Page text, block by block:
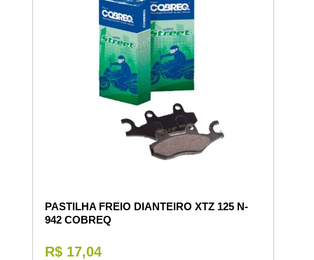
PASTILHA FREIO DIANTEIRO XTZ 125 N-
942 COBREQ
R$ 17,04